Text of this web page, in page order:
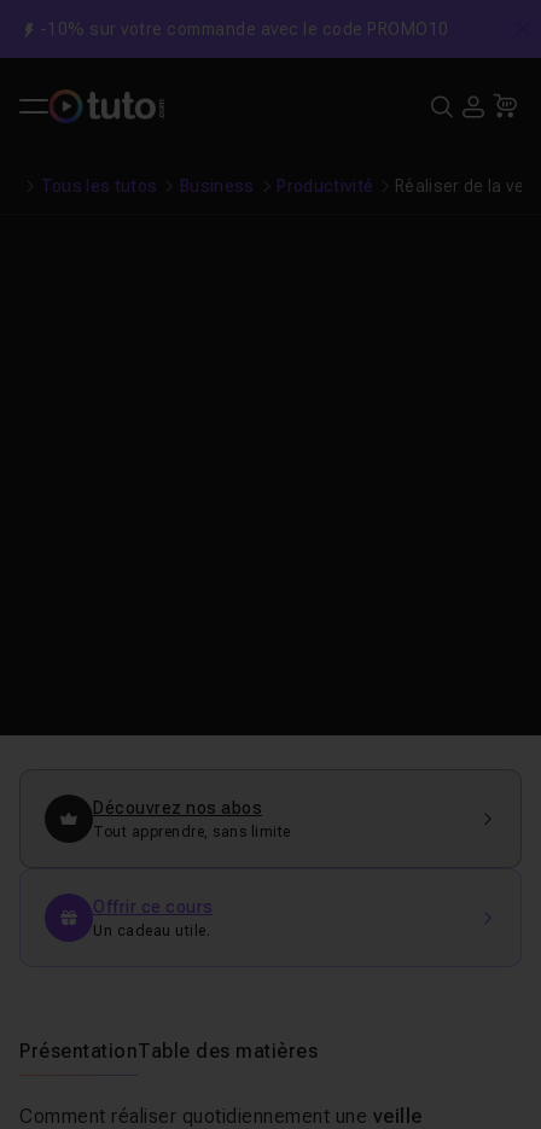
-10% sur votre commande avec le code PROMO10
Tous les tutos Business Productivité Réaliser de la
Découvrez nos abos
Tout apprendre, sans limite
Offrir ce cours
Un cadeau utile.
PrésentationTable des matières
Comment réaliser quotidiennement une veille